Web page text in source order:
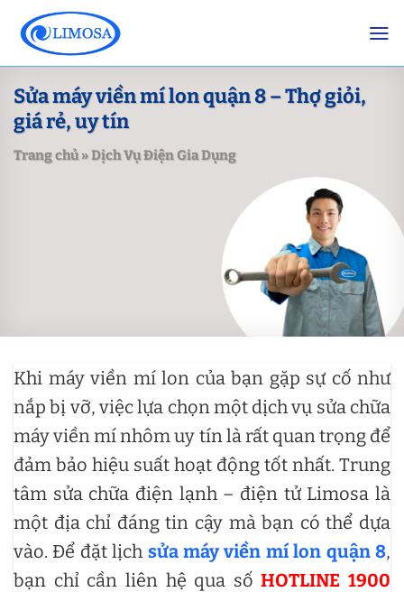
content
Sửa máy viền mí lon quận 8 – Thợ giỏi,
giá rẻ, uy tín
Trang chủ»Dịch Vụ Điện Gia Dụng
Khi máy viền mí lon của bạn gặp sự cố như
nắp bị vỡ, việc lựa chọn một dịch vụ sửa chữa
máy viền mí nhôm uy tín là rất quan trọng để
đảm bảo hiệu suất hoạt động tốt nhất. Trung
tâm sửa chữa điện lạnh – điện tử Limosa là
một địa chỉ đáng tin cậy mà bạn có thể dựa
vào. Để đặt lịch sửa máy viền mí lon quận 8,
bạn chỉ cần liên hệ qua sốHOTLINE 1900